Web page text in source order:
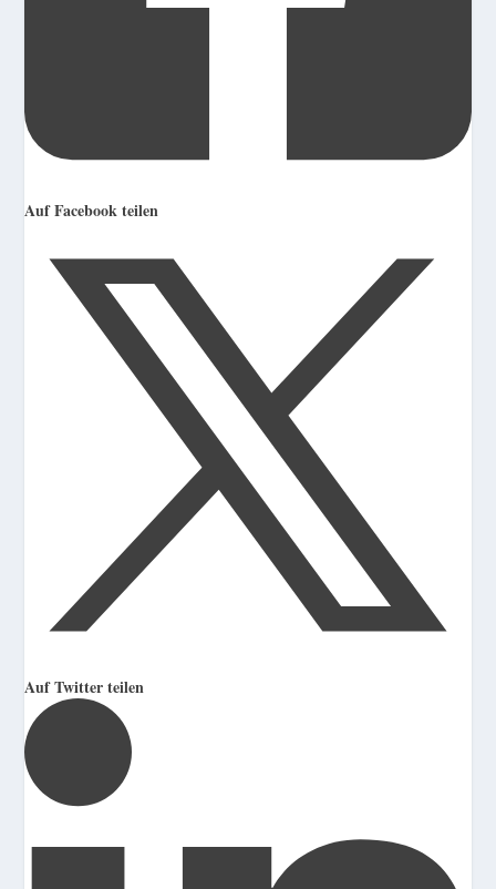
Auf Facebook teilen
Auf Twitter teilen